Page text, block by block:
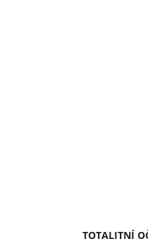
TOTALITNÍ